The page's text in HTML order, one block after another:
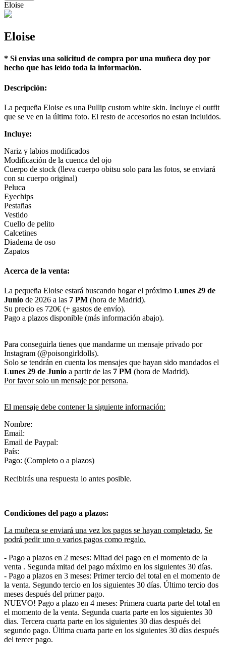
Eloise
Eloise
* Si envias una solicitud de compra por una muñeca doy por
hecho que has leído toda la información.
Descripción:
La pequeña Eloise es una Pullip custom white skin. Incluye el outfit
que se ve en la última foto. El resto de accesorios no estan incluidos.
Incluye:
Nariz y labios modificados
Modificación de la cuenca del ojo
Cuerpo de stock (lleva cuerpo obitsu solo para las fotos, se enviará
con su cuerpo original)
Peluca
Eyechips
Pestañas
Vestido
Cuello de pelito
Calcetines
Diadema de oso
Zapatos
Acerca de la venta:
La pequeña Eloise estará buscando hogar el próximo Lunes 29 de
Junio de 2026 a las 7 PM (hora de Madrid).
Su precio es 720€ (+ gastos de envío).
Pago a plazos disponible (más información abajo).
Para conseguirla tienes que mandarme un mensaje privado por
Instagram (@poisongirldolls).
Solo se tendrán en cuenta los mensajes que hayan sido mandados el
Lunes 29 de Junio a partir de las 7 PM (hora de Madrid).
Por favor solo un mensaje por persona.
El mensaje debe contener la siguiente información:
Nombre:
Email:
Email de Paypal:
País:
Pago: (Completo o a plazos)
Recibirás una respuesta lo antes posible.
Condiciones del pago a plazos:
La muñeca se enviará una vez los pagos se hayan completado. Se
podrá pedir uno o varios pagos como regalo.
- Pago a plazos en 2 meses: Mitad del pago en el momento de la
venta . Segunda mitad del pago máximo en los siguientes 30 días.
- Pago a plazos en 3 meses: Primer tercio del total en el momento de
la venta. Segundo tercio en los siguientes 30 días. Último tercio dos
meses después del primer pago.
NUEVO! Pago a plazo en 4 meses: Primera cuarta parte del total en
el momento de la venta. Segunda cuarta parte en los siguientes 30
dias. Tercera cuarta parte en los siguientes 30 dias después del
segundo pago. Última cuarta parte en los siguientes 30 días después
del tercer pago.